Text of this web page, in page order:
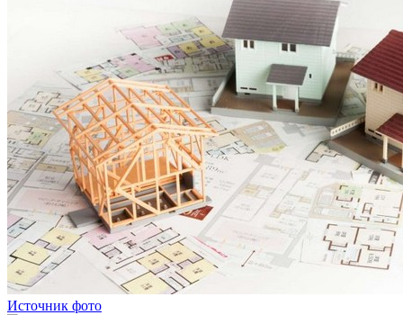
Источник фото